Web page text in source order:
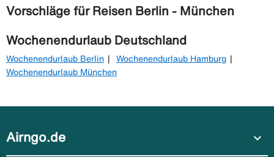
Vorschläge für Reisen Berlin - München
Wochenendurlaub Deutschland
Wochenendurlaub Berlin
Wochenendurlaub Hamburg
Wochenendurlaub München
Airngo.de expand_more